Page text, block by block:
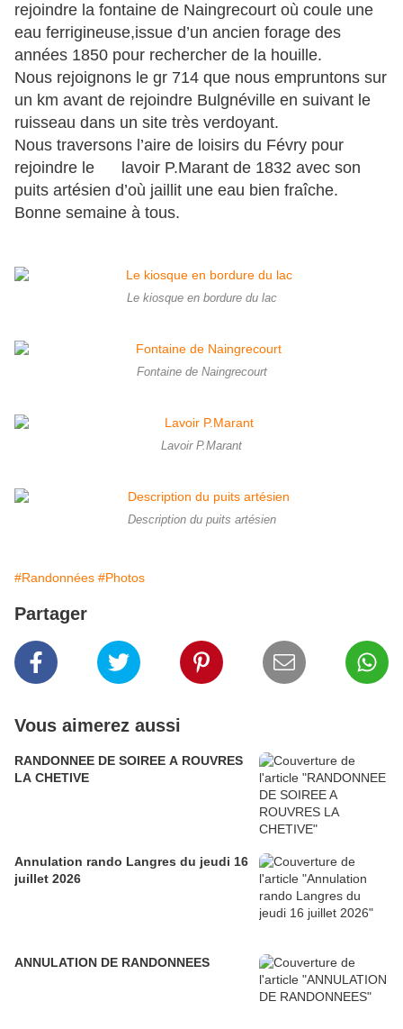
rejoindre la fontaine de Naingrecourt où coule une
eau ferrigineuse,issue d’un ancien forage des
années 1850 pour rechercher de la houille.
Nous rejoignons le gr 714 que nous empruntons sur
un km avant de rejoindre Bulgnéville en suivant le
ruisseau dans un site très verdoyant.
Nous traversons l’aire de loisirs du Févry pour
rejoindre le lavoir P.Marant de 1832 avec son
puits artésien d’où jaillit une eau bien fraîche.
Bonne semaine à tous.
Le kiosque en bordure du lac
Fontaine de Naingrecourt
Lavoir P.Marant
Description du puits artésien
#Randonnées #Photos
Partager
Vous aimerez aussi
RANDONNEE DE SOIREE A ROUVRES
LA CHETIVE
Annulation rando Langres du jeudi 16
juillet 2026
ANNULATION DE RANDONNEES